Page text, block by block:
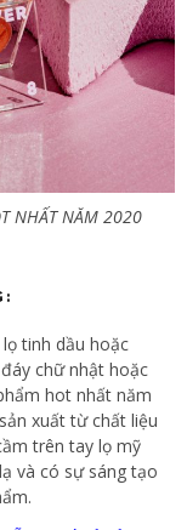
NHẤT NĂM 2020
tinh dầu hoặc
chữ nhật hoặc
hot nhất năm
xuất từ chất liệu
trên tay lọ mỹ
và có sự sáng tạo